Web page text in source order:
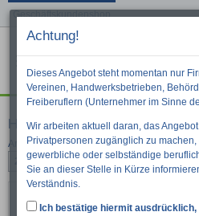
Geschäftskundenshop
Menu
HUM
Artikel pro Seite:
48 96
Achtung!
Dieses Angebot steht momentan nur
Vereinen, Handwerksbetrieben,
Freiberuflern (Unternehmer im Sinne
Wir arbeiten aktuell daran, das
Privatpersonen zugänglich zu
gewerbliche oder selbständige
Sie an dieser Stelle in Kürze
Verständnis.
Ich bestätige hiermit